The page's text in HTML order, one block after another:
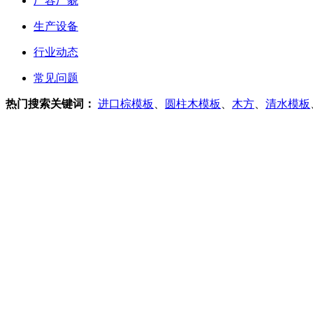
生产设备
行业动态
常见问题
热门搜索关键词： 进口棕模板 圆柱木模板 木方 清水模板